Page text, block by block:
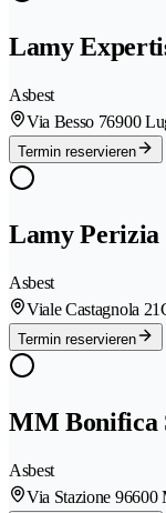
Lamy
Asbest
Via Besso 76900
Termin reservieren
Lamy Perizia
Asbest
Viale Castagnola
Termin reservieren
MM Bonifica
Asbest
Via Stazione 96600